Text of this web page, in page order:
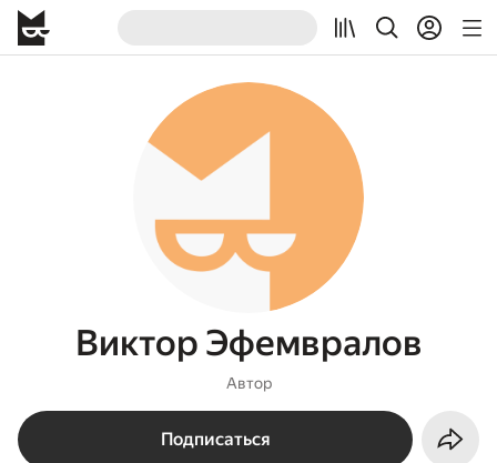
Виктор Эфемвралов
Автор
Подписаться